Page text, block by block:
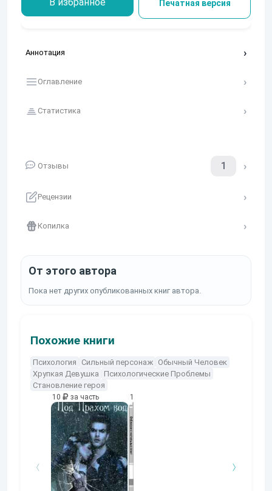
Печатная версия
Аннотация
Оглавление
Статистика
Отзывы 1
Рецензии
Копилка
От этого автора
Пока нет других опубликованных книг автора.
Похожие книги
Психология Сильный персонаж Обычный Человек
Хрупкая Девушка
Психологические Проблемы
Становление героя
10 за часть 10